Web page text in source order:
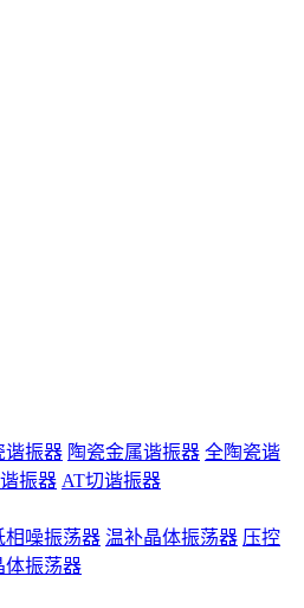
谐振器 陶瓷金属谐振器 全陶瓷谐
振器 AT切谐振器
相噪振荡器 温补晶体振荡器 压控
体振荡器